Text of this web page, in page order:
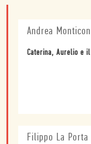
Andrea
Caterina, Aurelio e
Filippo La Porta